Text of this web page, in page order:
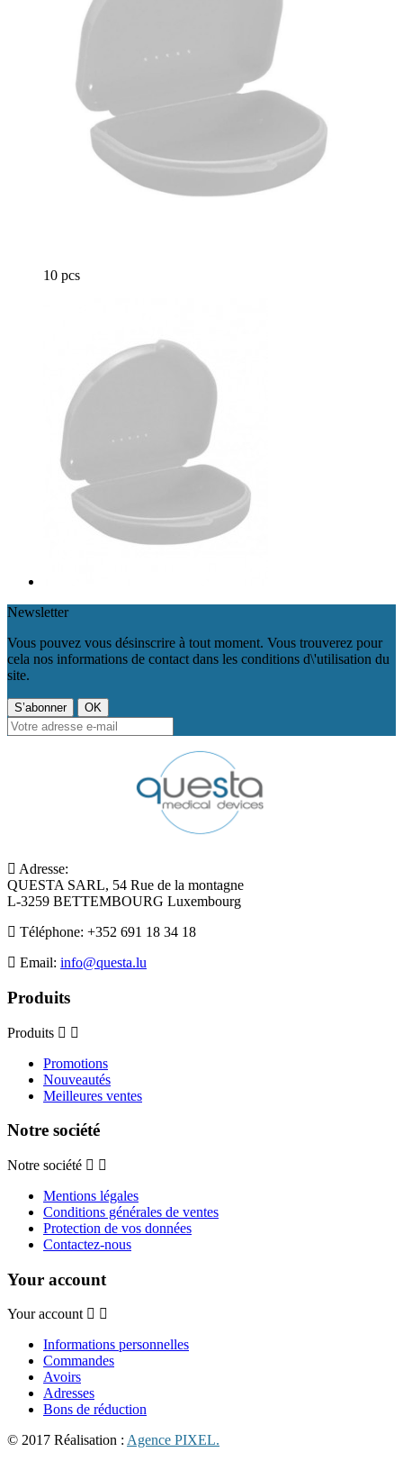
10 pcs
Newsletter
Vous pouvez vous désinscrire à tout moment. Vous trouverez pour
cela nos informations de contact dans les conditions d\'utilisation du
site.
Adresse:
QUESTA SARL, 54 Rue de la montagne
L-3259 BETTEMBOURG Luxembourg
Téléphone: +352 691 18 34 18
Email: info@questa.lu
Produits
Produits
Promotions
Nouveautés
Meilleures ventes
Notre société
Notre société
Mentions légales
Conditions générales de ventes
Protection de vos données
Contactez-nous
Your account
Your account
Informations personnelles
Commandes
Avoirs
Adresses
Bons de réduction
© 2017 Réalisation : Agence PIXEL.